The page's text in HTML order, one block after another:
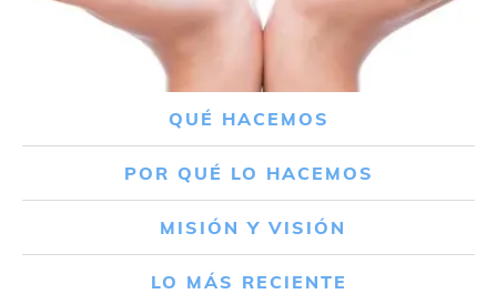
QUÉ HACEMOS
POR QUÉ LO HACEMOS
MISIÓN Y VISIÓN
LO MÁS RECIENTE